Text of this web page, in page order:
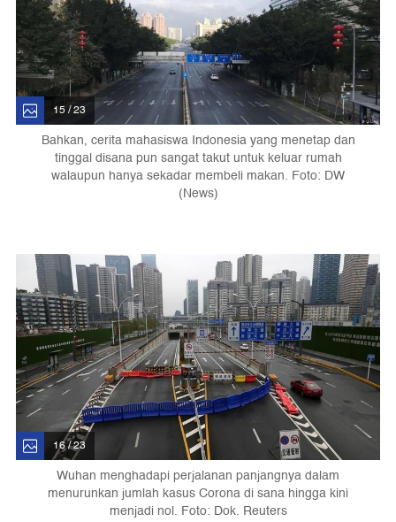
15 / 23
Bahkan, cerita mahasiswa Indonesia yang menetap dan
tinggal disana pun sangat takut untuk keluar rumah
walaupun hanya sekadar membeli makan. Foto: DW
(News)
16 / 23
Wuhan menghadapi perjalanan panjangnya dalam
menurunkan jumlah kasus Corona di sana hingga kini
menjadi nol. Foto: Dok. Reuters